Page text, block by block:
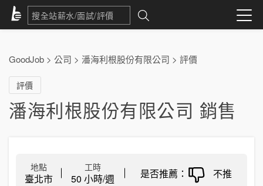
GoodJob > 公司 > 潘海利根股份有限公司 > 評價
評價
潘海利根股份有限公司 銷售
地點
臺北市
工時
50 小時/週 是否推薦： 不推